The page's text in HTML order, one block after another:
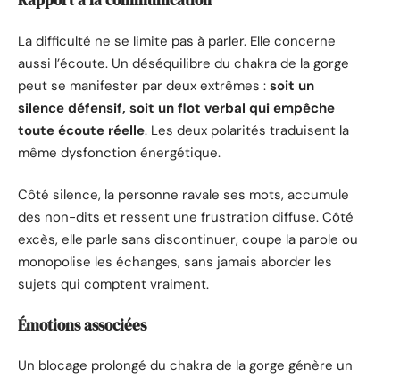
La difficulté ne se limite pas à parler. Elle concerne
aussi l’écoute. Un déséquilibre du chakra de la gorge
peut se manifester par deux extrêmes : soit un
silence défensif, soit un flot verbal qui empêche
toute écoute réelle. Les deux polarités traduisent la
même dysfonction énergétique.
Côté silence, la personne ravale ses mots, accumule
des non-dits et ressent une frustration diffuse. Côté
excès, elle parle sans discontinuer, coupe la parole ou
monopolise les échanges, sans jamais aborder les
sujets qui comptent vraiment.
Émotions associées
Un blocage prolongé du chakra de la gorge génère un